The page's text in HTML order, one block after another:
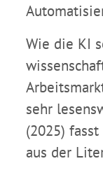
Wie die KI
sehr
(2025)
aus der